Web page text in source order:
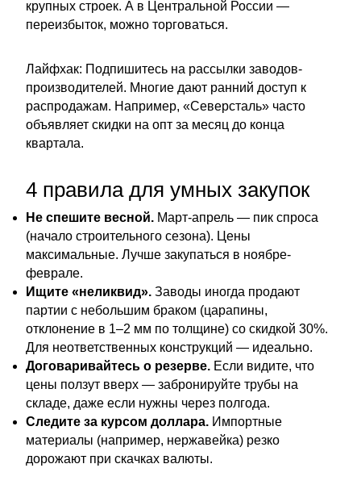
крупных строек. А в Центральной России —
переизбыток, можно торговаться.
Лайфхак: Подпишитесь на рассылки заводов-
производителей. Многие дают ранний доступ к
распродажам. Например, «Северсталь» часто
объявляет скидки на опт за месяц до конца
квартала.
4 правила для умных закупок
Не спешите весной. Март-апрель — пик спроса
(начало строительного сезона). Цены
максимальные. Лучше закупаться в ноябре-
феврале.
Ищите «неликвид». Заводы иногда продают
партии с небольшим браком (царапины,
отклонение в 1–2 мм по толщине) со скидкой 30%.
Для неответственных конструкций — идеально.
Договаривайтесь о резерве. Если видите, что
цены ползут вверх — забронируйте трубы на
складе, даже если нужны через полгода.
Следите за курсом доллара. Импортные
материалы (например, нержавейка) резко
дорожают при скачках валюты.